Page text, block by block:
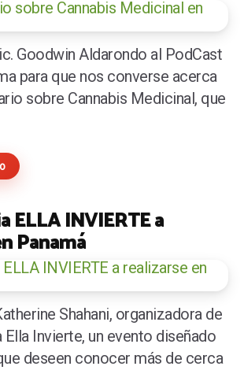
Goodwin Aldarondo al PodCast
para que nos converse acerca
sobre Cannabis Medicinal, que
ELLA INVIERTE a
Panamá
Shahani, organizadora de
Ella Invierte, un evento diseñado
deseen conocer más de cerca